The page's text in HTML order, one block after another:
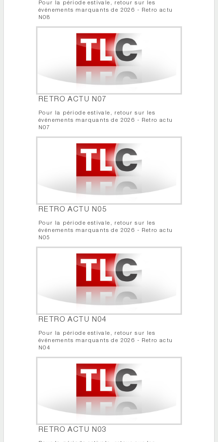
Pour la période estivale, retour sur les
événements marquants de 2026 - Retro actu
N08
RETRO ACTU N07
Pour la période estivale, retour sur les
événements marquants de 2026 - Retro actu
N07
RETRO ACTU N05
Pour la période estivale, retour sur les
événements marquants de 2026 - Retro actu
N05
RETRO ACTU N04
Pour la période estivale, retour sur les
événements marquants de 2026 - Retro actu
N04
RETRO ACTU N03